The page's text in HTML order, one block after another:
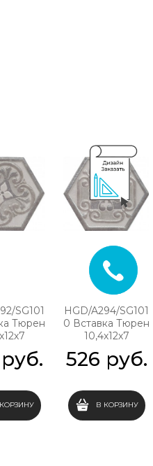
SG101
Тюрен
руб.
HGD/A294/SG101
0 Вставка Тюрен
10,4х12х7
526 руб.
В КОРЗИНУ